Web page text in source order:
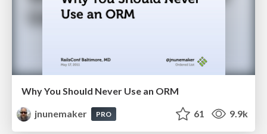
Why You Should Never Use an ORM
jnunemaker
PRO 61 9.9k